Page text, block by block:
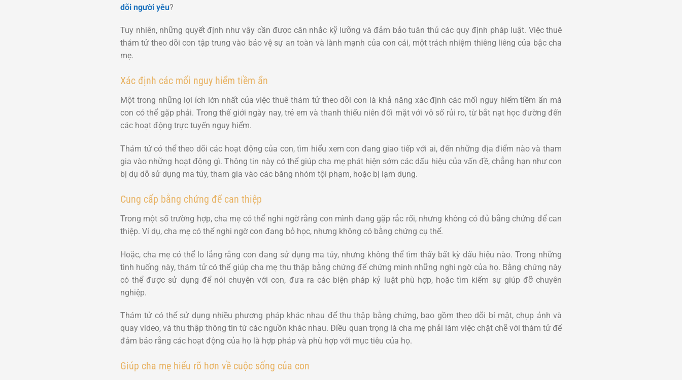
dõi người yêu?
Tuy nhiên, những quyết định như vậy cần được cân nhắc kỹ lưỡng và đảm bảo tuân thủ các quy định pháp luật. Việc thuê
thám tử theo dõi con tập trung vào bảo vệ sự an toàn và lành mạnh của con cái, một trách nhiệm thiêng liêng của bậc cha
mẹ.
Xác định các mối nguy hiểm tiềm ẩn
Một trong những lợi ích lớn nhất của việc thuê thám tử theo dõi con là khả năng xác định các mối nguy hiểm tiềm ẩn mà
con có thể gặp phải. Trong thế giới ngày nay, trẻ em và thanh thiếu niên đối mặt với vô số rủi ro, từ bắt nạt học đường đến
các hoạt động trực tuyến nguy hiểm.
Thám tử có thể theo dõi các hoạt động của con, tìm hiểu xem con đang giao tiếp với ai, đến những địa điểm nào và tham
gia vào những hoạt động gì. Thông tin này có thể giúp cha mẹ phát hiện sớm các dấu hiệu của vấn đề, chẳng hạn như con
bị dụ dỗ sử dụng ma túy, tham gia vào các băng nhóm tội phạm, hoặc bị lạm dụng.
Cung cấp bằng chứng để can thiệp
Trong một số trường hợp, cha mẹ có thể nghi ngờ rằng con mình đang gặp rắc rối, nhưng không có đủ bằng chứng để can
thiệp. Ví dụ, cha mẹ có thể nghi ngờ con đang bỏ học, nhưng không có bằng chứng cụ thể.
Hoặc, cha mẹ có thể lo lắng rằng con đang sử dụng ma túy, nhưng không thể tìm thấy bất kỳ dấu hiệu nào. Trong những
tình huống này, thám tử có thể giúp cha mẹ thu thập bằng chứng để chứng minh những nghi ngờ của họ. Bằng chứng này
có thể được sử dụng để nói chuyện với con, đưa ra các biện pháp kỷ luật phù hợp, hoặc tìm kiếm sự giúp đỡ chuyên
nghiệp.
Thám tử có thể sử dụng nhiều phương pháp khác nhau để thu thập bằng chứng, bao gồm theo dõi bí mật, chụp ảnh và
quay video, và thu thập thông tin từ các nguồn khác nhau. Điều quan trọng là cha mẹ phải làm việc chặt chẽ với thám tử để
đảm bảo rằng các hoạt động của họ là hợp pháp và phù hợp với mục tiêu của họ.
Giúp cha mẹ hiểu rõ hơn về cuộc sống của con